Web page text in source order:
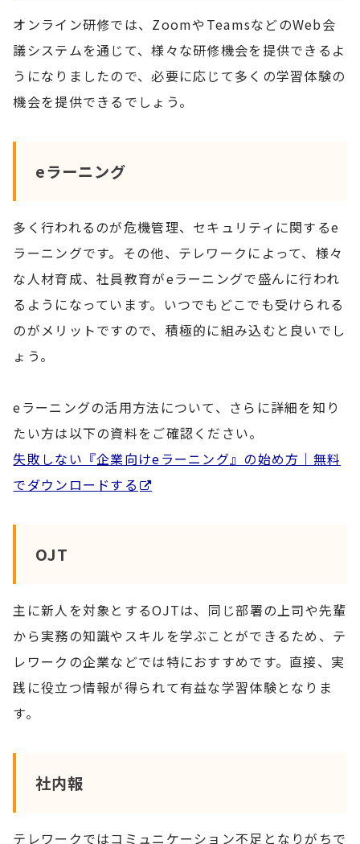
オンライン研修では、ZoomやTeamsなどのWeb会
議システムを通じて、様々な研修機会を提供できるよ
うになりましたので、必要に応じて多くの学習体験の
機会を提供できるでしょう。
eラーニング
多く行われるのが危機管理、セキュリティに関するe
ラーニングです。その他、テレワークによって、様々
な人材育成、社員教育がeラーニングで盛んに行われ
るようになっています。いつでもどこでも受けられる
のがメリットですので、積極的に組み込むと良いでし
ょう。
eラーニングの活用方法について、さらに詳細を知り
たい方は以下の資料をご確認ください。
失敗しない『企業向けeラーニング』の始め方｜無料
でダウンロードする
OJT
主に新人を対象とするOJTは、同じ部署の上司や先輩
から実務の知識やスキルを学ぶことができるため、テ
レワークの企業などでは特におすすめです。直接、実
践に役立つ情報が得られて有益な学習体験となりま
す。
社内報
テレワークではコミュニケーション不足となりがちで